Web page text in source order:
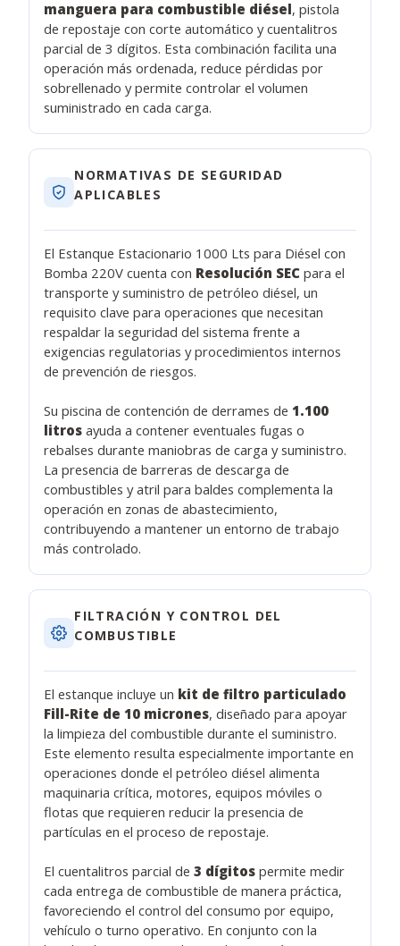
manguera para combustible diésel, pistola
de repostaje con corte automático y cuentalitros
parcial de 3 dígitos. Esta combinación facilita una
operación más ordenada, reduce pérdidas por
sobrellenado y permite controlar el volumen
suministrado en cada carga.
NORMATIVAS DE SEGURIDAD
APLICABLES
El Estanque Estacionario 1000 Lts para Diésel con
Bomba 220V cuenta con Resolución SEC para el
transporte y suministro de petróleo diésel, un
requisito clave para operaciones que necesitan
respaldar la seguridad del sistema frente a
exigencias regulatorias y procedimientos internos
de prevención de riesgos.
Su piscina de contención de derrames de 1.100
litros ayuda a contener eventuales fugas o
rebalses durante maniobras de carga y suministro.
La presencia de barreras de descarga de
combustibles y atril para baldes complementa la
operación en zonas de abastecimiento,
contribuyendo a mantener un entorno de trabajo
más controlado.
FILTRACIÓN Y CONTROL DEL
COMBUSTIBLE
El estanque incluye un kit de filtro particulado
Fill-Rite de 10 micrones, diseñado para apoyar
la limpieza del combustible durante el suministro.
Este elemento resulta especialmente importante en
operaciones donde el petróleo diésel alimenta
maquinaria crítica, motores, equipos móviles o
flotas que requieren reducir la presencia de
partículas en el proceso de repostaje.
El cuentalitros parcial de3 dígitos permite medir
cada entrega de combustible de manera práctica,
favoreciendo el control del consumo por equipo,
vehículo o turno operativo. En conjunto con la